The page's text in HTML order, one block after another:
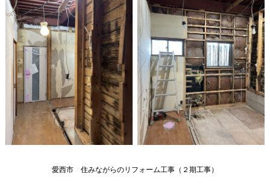
愛西市 住みながらのリフォーム工事（２期工事）